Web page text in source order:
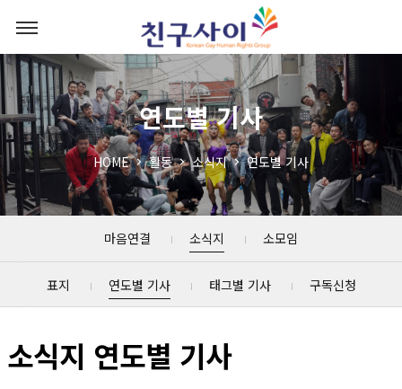
연도별 기사
HOME 활동 소식지 연도별 기사
마음연결 소식지 소모임
표지 연도별 기사 태그별 기사 구독신청
소식지 연도별 기사